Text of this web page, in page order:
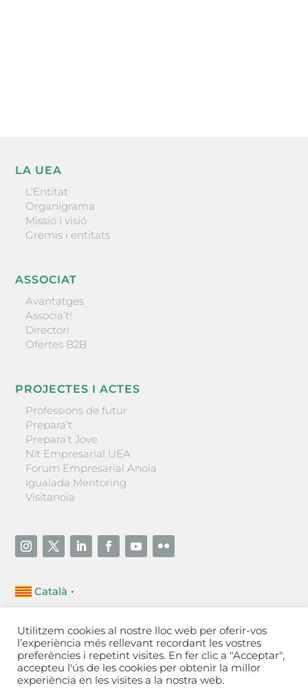
LA UEA
L’Entitat
Organigrama
Missió i visió
Gremis i entitats
ASSOCIAT
Avantatges
Associa’t!
Directori
Ofertes B2B
PROJECTES I ACTES
Professions de futur
Prepara’t
Prepara’t Jove
Nit Empresarial UEA
Forum Empresarial Anoia
Igualada Mentoring
Visitanoia
Català ▼
Unió Empresarial de l’Anoia (UEA)
Ctra. de Manresa, 131, 08700 – Igualada (Barcelona)
Tel 93 805 22 92
Contactar
Utilitzem cookies al nostre lloc web per oferir-vos
l’experiència més rellevant recordant les vostres
preferències i repetint visites. En fer clic a "Acceptar",
accepteu l'ús de les cookies per obtenir la millor
experiència en les visites a la nostra web.